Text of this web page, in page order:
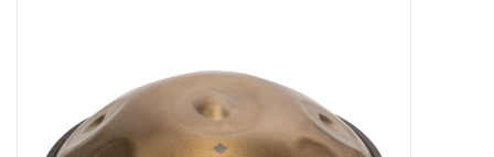
Tasteninstrumente